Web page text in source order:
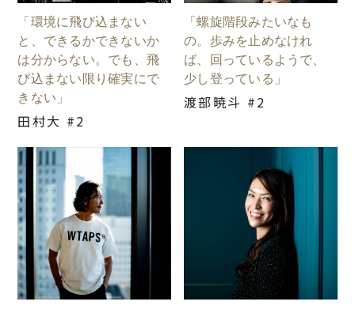
「環境に飛び込まない
と、できるかできないか
は分からない。でも、飛
び込まない限り確実にで
きない」
田村大 #2
「螺旋階段みたいなも
の。歩みを止めなけれ
ば、回っているようで、
少し登っている」
渡部暁斗 #2